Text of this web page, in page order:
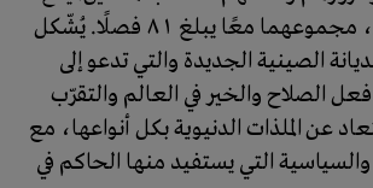
في جزءين رئيسين، مجموعهما معًا يبلغ 81 فصلًا. يُشّكل
الصينية الجديدة والتي تدعو إلى
فعل الصلاح والخير في العالم والتقرّب
عن الملذات الدنيوية بكل أنواعها، مع
والسياسية التي يستفيد منها الحاكم في